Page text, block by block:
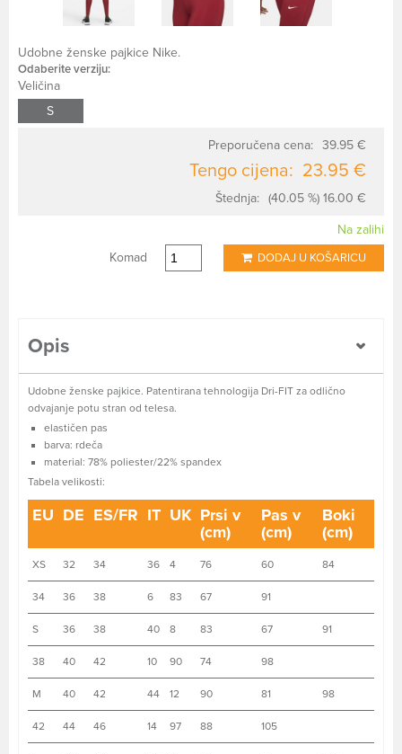
Udobne ženske pajkice Nike.
Odaberite verziju:
Veličina
S
Preporučena cena: 39.95 €
Tengo cijena: 23.95 €
Štednja: (40.05 %) 16.00 €
Na zalihi
Komad
DODAJ U KOŠARICU
Opis
Udobne ženske pajkice. Patentirana tehnologija Dri-FIT za odlično
odvajanje potu stran od telesa.
elastičen pas
barva: rdeča
material: 78% poliester/22% spandex
Tabela velikosti:
EU DE ES/FR IT UK Prsi v
(cm)
Pas v
(cm)
Boki
(cm)
XS 32 34 36 4 76 60 84
34 36 38 6 83 67 91
S 36 38 40 8 83 67 91
38 40 42 10 90 74 98
M 40 42 44 12 90 81 98
42 44 46 14 97 88 105